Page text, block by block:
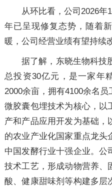
从环比看，公司2026
年已呈现修复态势，随着
暖，公司经营业绩有望持续
据了解，东晓生物科技
总投资30亿元，是一家年
2000余亩，拥有4100余名
微胶囊包埋技术为核心，以
产和产品应用开发为基础，
的农业产业化国家重点龙头
中国发酵行业十强企业。公
技术工艺，形成动物营养、
酸、健康甜味剂等构建多层